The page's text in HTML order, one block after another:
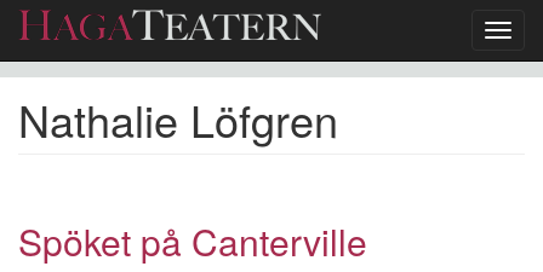
huvudinnehåll
Nathalie Löfgren
Spöket på Canterville